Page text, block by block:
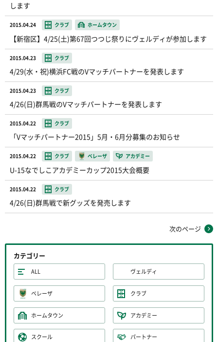
します
2015.04.24 クラブ ホームタウン
【新宿区】4/25(土)第67回つつじ祭りにヴェルディが参加します
2015.04.23 クラブ
4/29(水・祝)横浜FC戦のVマッチパートナーを発表します
2015.04.23 クラブ
4/26(日)群馬戦のVマッチパートナーを発表します
2015.04.22 クラブ
「Vマッチパートナー2015」5月・6月分募集のお知らせ
2015.04.22 クラブ ベレーザ アカデミー
U-15なでしこアカデミーカップ2015大会概要
2015.04.22 クラブ
4/26(日)群馬戦で新グッズを発売します
次のページ
カテゴリー
ALL ヴェルディ
ベレーザ クラブ
ホームタウン アカデミー
スクール パートナー